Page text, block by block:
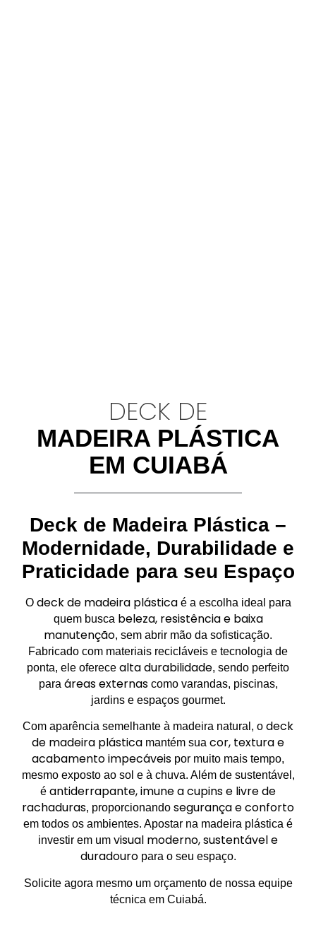
DECK DE
MADEIRA PLÁSTICA
EM CUIABÁ
Deck de Madeira Plástica –
Modernidade, Durabilidade e
Praticidade para seu Espaço
O deck de madeira plásticaé a escolha ideal para
quem busca beleza, resistência e baixa
manutenção, sem abrir mão da sofisticação.
Fabricado com materiais recicláveis e tecnologia de
ponta, ele oferece alta durabilidade, sendo perfeito
para áreas externascomo varandas, piscinas,
jardins e espaços gourmet.
Com aparência semelhante à madeira natural, o deck
de madeira plástica mantém sua cor, textura e
acabamento impecáveis por muito mais tempo,
mesmo exposto ao sol e à chuva. Além de sustentável,
é antiderrapante, imune a cupins e livre de
rachaduras, proporcionando segurança e conforto
em todos os ambientes. Apostar na madeira plástica é
investir em um visual moderno, sustentável e
duradouropara o seu espaço.
Solicite agora mesmo um orçamento de nossa equipe
técnica em Cuiabá.